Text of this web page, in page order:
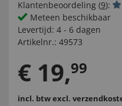
Klantenbeoordeling (9):
Meteen beschikbaar
Levertijd: 4 - 6 dagen
Artikelnr.: 49573
€ 19,99
incl. btwexcl.